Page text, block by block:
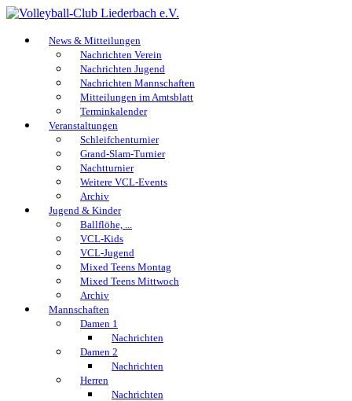
News & Mitteilungen
Nachrichten Verein
Nachrichten Jugend
Nachrichten Mannschaften
Mitteilungen im Amtsblatt
Terminkalender
Veranstaltungen
Schleifchenturnier
Grand-Slam-Turnier
Nachtturnier
Weitere VCL-Events
Archiv
Jugend & Kinder
Ballflöhe, ...
VCL-Kids
VCL-Jugend
Mixed Teens Montag
Mixed Teens Mittwoch
Archiv
Mannschaften
Damen 1
Nachrichten
Damen 2
Nachrichten
Herren
Nachrichten